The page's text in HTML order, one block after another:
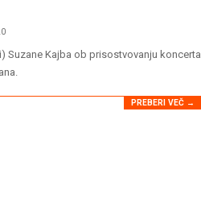
Suzane Kajba ob prisostvovanju koncerta
PREBERI VEČ →